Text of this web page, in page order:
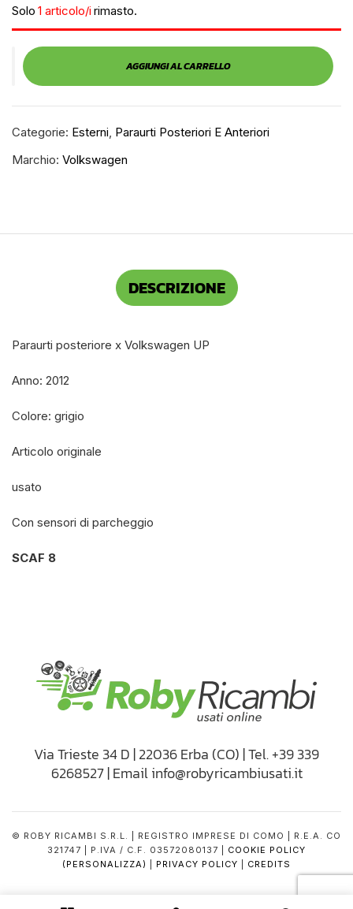
Solo 1 articolo/i rimasto.
AGGIUNGI AL CARRELLO
Categorie: Esterni Paraurti Posteriori E Anteriori
Marchio: Volkswagen
DESCRIZIONE
Paraurti posteriore x Volkswagen UP
Anno: 2012
Colore: grigio
Articolo originale
usato
Con sensori di parcheggio
SCAF 8
Via Trieste 34 D | 22036 Erba (CO) | Tel. +39 339
6268527 | Email info@robyricambiusati.it
© ROBY RICAMBI S.R.L. | REGISTRO IMPRESE DI COMO | R.E.A. CO
321747 | P.IVA / C.F. 03572080137 | COOKIE POLICY
(PERSONALIZZA)
PRIVACY POLICY CREDITS